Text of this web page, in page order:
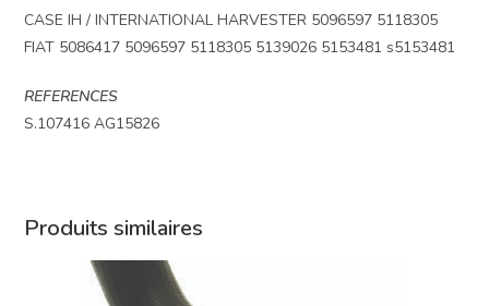
CASE IH / INTERNATIONAL HARVESTER 5096597 5118305
FIAT 5086417 5096597 5118305 5139026 5153481 s5153481
REFERENCES
S.107416 AG15826
Produits similaires